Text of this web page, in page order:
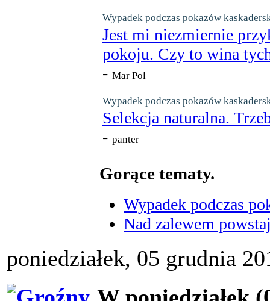
Wypadek podczas pokazów
Jest mi niezmiernie
pokoju. Czy to wina
- Mar Pol
Wypadek podczas pokazów
Selekcja naturalna.
- panter
Gorące tematy.
Wypadek podczas
Nad zalewem
poniedziałek, 05 grudnia